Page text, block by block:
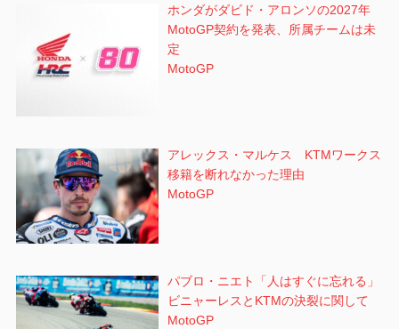
ホンダがダビド・アロンソの2027年
MotoGP契約を発表、所属チームは未
定
MotoGP
アレックス・マルケス KTMワークス
移籍を断れなかった理由
MotoGP
パブロ・ニエト「人はすぐに忘れる」
ビニャーレスとKTMの決裂に関して
MotoGP